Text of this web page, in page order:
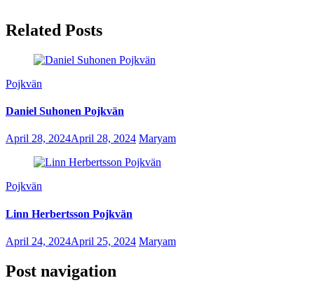
Related Posts
Pojkvän
Daniel Suhonen Pojkvän
April 28, 2024April 28, 2024 Maryam
Pojkvän
Linn Herbertsson Pojkvän
April 24, 2024April 25, 2024 Maryam
Post navigation